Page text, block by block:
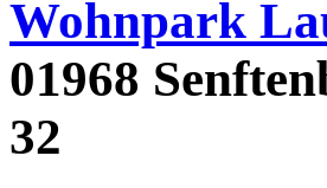
Wohnpark
01968
32